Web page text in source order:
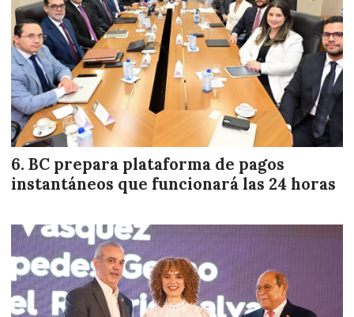
BC prepara plataforma de pagos
instantáneos que funcionará las 24 horas